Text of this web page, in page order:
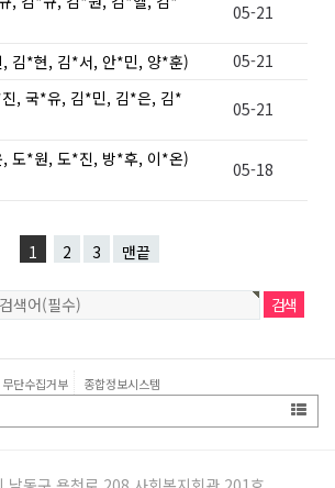
05-21
김*현, 김*서, 안*민, 양*훈)
05-21
, 국*유, 김*민, 김*은, 김*
05-21
도*원, 도*진, 방*후, 이*온)
05-18
1 2 3 맨끝
단수집거부 종합정보시스템